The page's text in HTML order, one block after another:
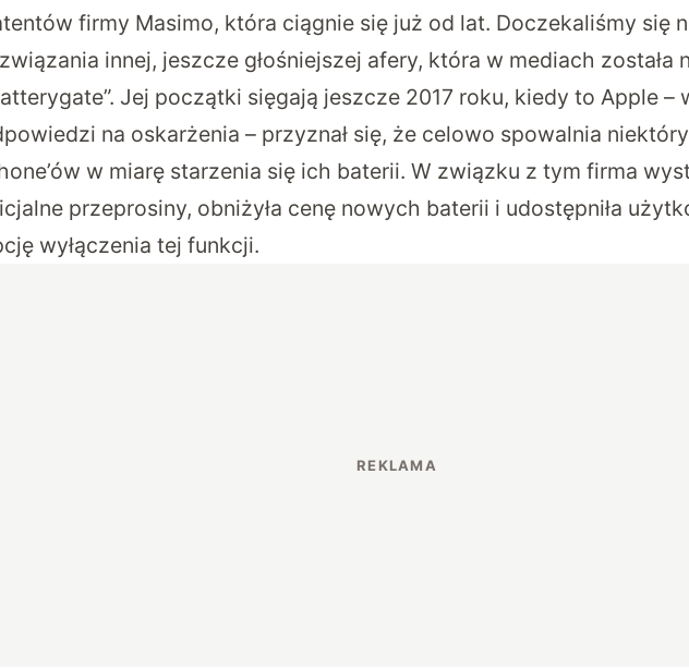
firmy Masimo, która ciągnie się już od lat. Doczekaliśmy się
innej, jeszcze głośniejszej afery, która w mediach została
Jej początki sięgają jeszcze 2017 roku, kiedy to Apple –
na oskarżenia – przyznał się, że celowo spowalnia
w miarę starzenia się ich baterii. W związku z tym firma
przeprosiny, obniżyła cenę nowych baterii i udostępniła
wyłączenia tej funkcji.